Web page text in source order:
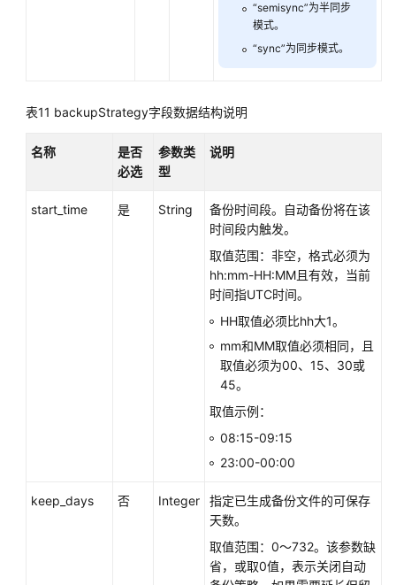
“semisync”为半同步
模式。
“sync”为同步模式。
表11 backupStrategy字段数据结构说明
名称
是否
必选
参数类
型
说明
start_time 是 String
备份时间段。自动备份将在该
时间段内触发。
取值范围：非空，格式必须为
hh:mm-HH:MM且有效，当前
时间指UTC时间。
HH取值必须比hh大1。
mm和MM取值必须相同，且
取值必须为00、15、30或
45。
取值示例：
08:15-09:15
23:00-00:00
keep_days 否 Integer
指定已生成备份文件的可保存
天数。
取值范围：0～732。该参数缺
省，或取0值，表示关闭自动